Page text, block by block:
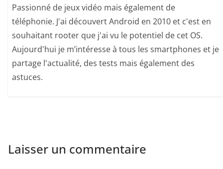
Passionné de jeux vidéo mais également de
téléphonie. J'ai découvert Android en 2010 et c'est en
souhaitant rooter que j'ai vu le potentiel de cet OS.
Aujourd'hui je m’intéresse à tous les smartphones et je
partage l'actualité, des tests mais également des
astuces.
Laisser un commentaire